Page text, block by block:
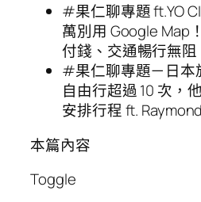
#果仁聊專題 ft.YO
萬別用 Google Map
付錢、交通暢行無阻
#果仁聊專題－日本
自由行超過 10 次，
安排行程 ft. Raymond
本篇內容
Toggle